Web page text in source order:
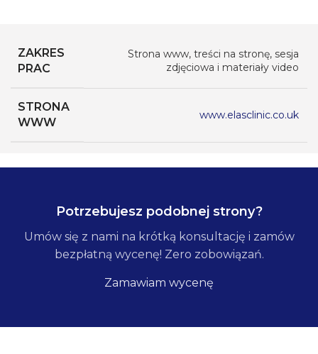
ZAKRES
PRAC
Strona www, treści na stronę, sesja
zdjęciowa i materiały video
STRONA
WWW
www.elasclinic.co.uk
Potrzebujesz podobnej strony?
Umów się z nami na krótką konsultację i zamów
bezpłatną wycenę! Zero zobowiązań.
Zamawiam wycenę